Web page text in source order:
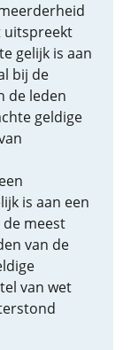
uitspreekt
gelijk is aan
bij de
de leden
geldige
is aan een
meest
van de
van wet